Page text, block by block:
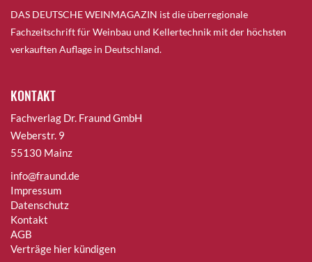
DAS DEUTSCHE WEINMAGAZIN ist die überregionale
Fachzeitschrift für Weinbau und Kellertechnik mit der höchsten
verkauften Auflage in Deutschland.
KONTAKT
Fachverlag Dr. Fraund GmbH
Weberstr. 9
55130 Mainz
info@fraund.de
Impressum
Datenschutz
Kontakt
AGB
Verträge hier kündigen